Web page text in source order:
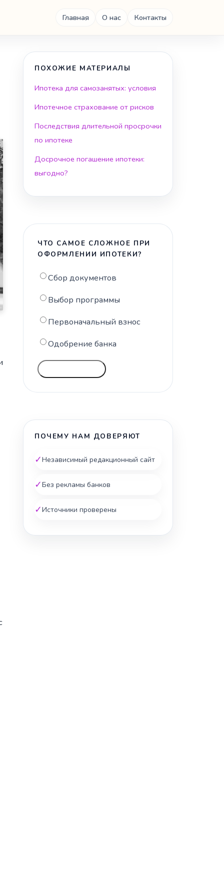
Главная О нас Контакты
ПОХОЖИЕ МАТЕРИАЛЫ
Ипотека для самозанятых: условия
Ипотечное страхование от рисков
Последствия длительной просрочки
по ипотеке
Досрочное погашение ипотеки:
выгодно?
ЧТО САМОЕ СЛОЖНОЕ ПРИ
ОФОРМЛЕНИИ ИПОТЕКИ?
Сбор документов
Выбор программы
Первоначальный взнос
Одобрение банка
ПОЧЕМУ НАМ ДОВЕРЯЮТ
✓Независимый редакционный сайт
✓Без рекламы банков
✓Источники проверены